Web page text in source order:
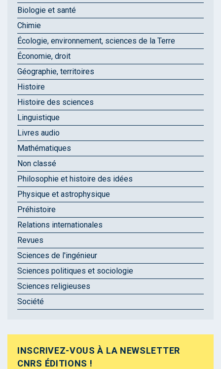
Biologie et santé
Chimie
Écologie, environnement, sciences de la Terre
Économie, droit
Géographie, territoires
Histoire
Histoire des sciences
Linguistique
Livres audio
Mathématiques
Non classé
Philosophie et histoire des idées
Physique et astrophysique
Préhistoire
Relations internationales
Revues
Sciences de l'ingénieur
Sciences politiques et sociologie
Sciences religieuses
Société
INSCRIVEZ-VOUS À LA NEWSLETTER
CNRS ÉDITIONS !